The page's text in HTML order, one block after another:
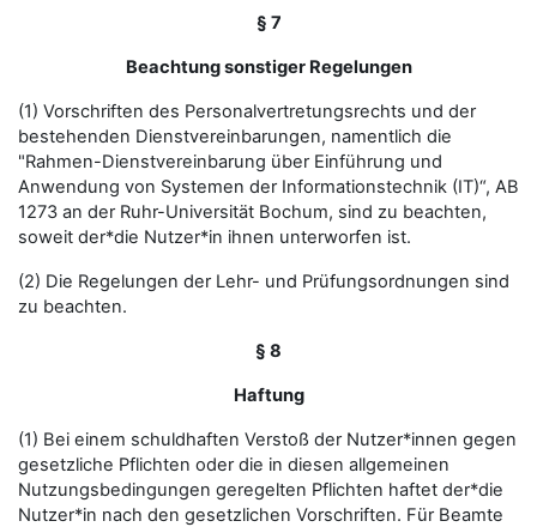
§ 7
Beachtung sonstiger Regelungen
(1) Vorschriften des Personalvertretungsrechts und der
bestehenden Dienstvereinbarungen, namentlich die
"Rahmen-Dienstvereinbarung über Einführung und
Anwendung von Systemen der Informationstechnik (IT)“, AB
1273 an der Ruhr-Universität Bochum, sind zu beachten,
soweit der*die Nutzer*in ihnen unterworfen ist.
(2) Die Regelungen der Lehr- und Prüfungsordnungen sind
zu beachten.
§ 8
Haftung
(1) Bei einem schuldhaften Verstoß der Nutzer*innen gegen
gesetzliche Pflichten oder die in diesen allgemeinen
Nutzungsbedingungen geregelten Pflichten haftet der*die
Nutzer*in nach den gesetzlichen Vorschriften. Für Beamte